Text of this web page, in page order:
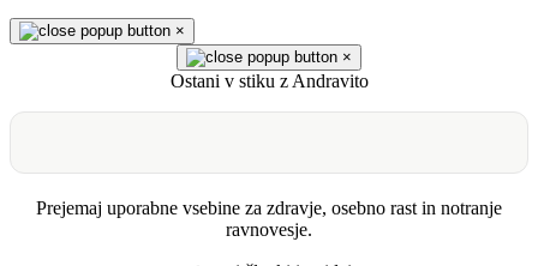
×
×
Ostani v stiku z Andravito
Prejemaj uporabne vsebine za zdravje, osebno rast in notranje
ravnovesje.